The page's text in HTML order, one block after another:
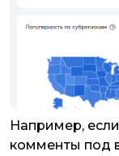
Например,
комменты под